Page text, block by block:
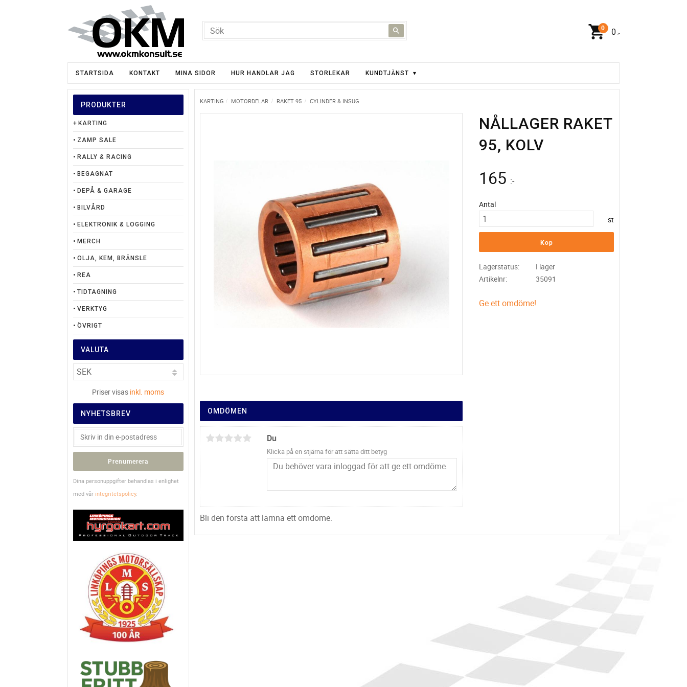
0 :-
STARTSIDA KONTAKT MINA SIDOR HUR HANDLAR JAG STORLEKAR KUNDTJÄNST
KARTING MOTORDELAR RAKET 95 CYLINDER & INSUG
NÅLLAGER RAKET
95, KOLV
165 :-
Antal
st
Köp
Lagerstatus
I lager
Artikelnr
35091
Ge ett omdöme!
OMDÖMEN
Du
Klicka på en stjärna för att sätta ditt betyg
Bli den första att lämna ett omdöme.
PRODUKTER
KARTING
ZAMP SALE
RALLY & RACING
BEGAGNAT
DEPÅ & GARAGE
BILVÅRD
ELEKTRONIK & LOGGING
MERCH
OLJA, KEM, BRÄNSLE
REA
TIDTAGNING
VERKTYG
ÖVRIGT
VALUTA
Priser visas inkl. moms
NYHETSBREV
Prenumerera
Dina personuppgifter behandlas i enlighet
med vår integritetspolicy.